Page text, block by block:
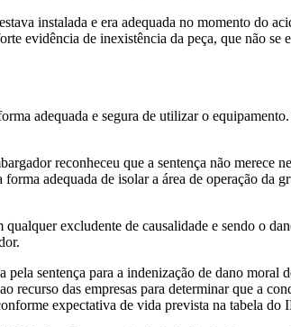
instalada e era adequada no momento do
evidência de inexistência da peça, que não
adequada e segura de utilizar o
reconheceu que a sentença não
adequada de isolar a área de operação da
excludente de causalidade e sendo o
sentença para a indenização de dano
das empresas para determinar que a
expectativa de vida prevista na tabela